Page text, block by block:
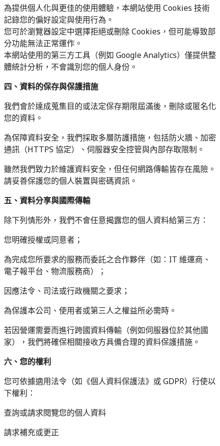
為提供個人化與更佳的使用體驗，本網站使用 Cookies 技術
記錄您的偏好設定與使用行為。
您可於瀏覽器設定中選擇拒絕或刪除 Cookies，但可能導致部
分功能無法正常運作。
本網站使用的第三方工具（例如 Google Analytics）僅提供整
體統計分析，不會識別您的個人身份。
四、資料的保存與保護措施
我們會於達成蒐集目的或法定保存期限屆滿後，刪除或匿名化
您的資料。
為保障資料安全，我們採取多層防護措施，包括防火牆、加密
通訊（HTTPS 協定）、伺服器安全控管與內部存取限制。
雖然我們致力於維護資料安全，但任何網路傳輸皆存在風險。
請妥善保護您的個人裝置與密碼資訊。
五、資料分享與國際傳輸
除下列情形外，我們不會任意揭露您的個人資料給第三方：
您明確授權或同意者；
為完成您所要求的服務而委託之合作夥伴（如：IT 維運商、
電子報平台、物流服務商）；
因應法令、司法或行政機關之要求；
為保護本公司、使用者或第三人之權益所必需時。
若因營運需要而進行跨國資料傳輸（例如伺服器位於其他國
家），我們將確保相關接收方具備合理的資料保護措施。
六、您的權利
您可依據適用法令（如《個人資料保護法》或 GDPR）行使以
下權利：
查詢或請求閱覽您的個人資料
請求補充或更正